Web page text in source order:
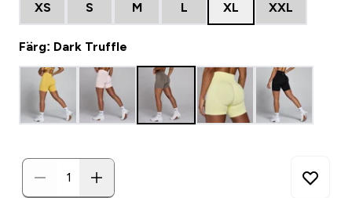
XS S M L XL XXL
Färg: Dark Truffle